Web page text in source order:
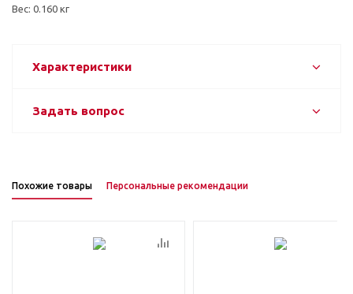
Вес: 0.160 кг
Характеристики
Задать вопрос
Похожие товары Персональные рекомендации